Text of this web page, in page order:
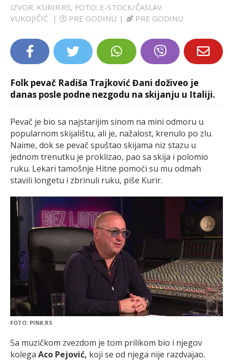
LIFESTYLE
EXTRA
IZVOR: KURIR.RS, FOTO: E-STOCK/ČASLAV
VUKOJIČIĆ
| PRE GODINU | PRE GODINU
Folk pevač Radiša Trajković Đani doživeo je
danas posle podne nezgodu na skijanju u Italiji.
Pevač je bio sa najstarijim sinom na mini odmoru u
popularnom skijalištu, ali je, nažalost, krenulo po zlu.
Naime, dok se pevač spuštao skijama niz stazu u
jednom trenutku je proklizao, pao sa skija i polomio
ruku. Lekari tamošnje Hitne pomoći su mu odmah
stavili longetu i zbrinuli ruku, piše Kurir.
FOTO: PINK.RS
Sa muzičkom zvezdom je tom prilikom bio i njegov
kolega Aco Pejović, koji se od njega nije razdvajao.